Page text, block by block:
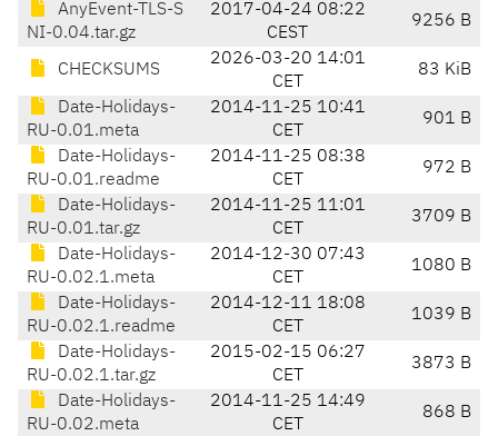
AnyEvent-TLS-S
NI-0.04.tar.gz
2017-04-24 08:22
CEST
9256 B
CHECKSUMS
2026-03-20 14:01
CET
83 KiB
Date-Holidays-
RU-0.01.meta
2014-11-25 10:41
CET
901 B
Date-Holidays-
RU-0.01.readme
2014-11-25 08:38
CET
972 B
Date-Holidays-
RU-0.01.tar.gz
2014-11-25 11:01
CET
3709 B
Date-Holidays-
RU-0.02.1.meta
2014-12-30 07:43
CET
1080 B
Date-Holidays-
RU-0.02.1.readme
2014-12-11 18:08
CET
1039 B
Date-Holidays-
RU-0.02.1.tar.gz
2015-02-15 06:27
CET
3873 B
Date-Holidays-
RU-0.02.meta
2014-11-25 14:49
CET
868 B